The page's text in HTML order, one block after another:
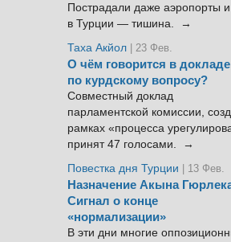
Пострадали даже аэропорты
в Турции — тишина. →
Таха Акйол | 23 Фев.
О чём говорится в докладе
по курдскому вопросу?
Совместный доклад
парламентской комиссии,
рамках «процесса
принят 47 голосами. →
Повестка дня Турции
| 13 Фев.
Назначение Акына
Сигнал о конце
«нормализации»
В эти дни многие